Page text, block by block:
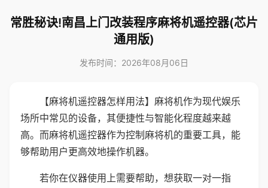
常胜秘诀!南昌上门改装程序麻将机遥控器(芯片
通用版)
发布时间：2026年08月06日
【麻将机遥控器怎样用法】麻将机作为现代娱乐
场所中常见的设备，其便捷性与智能化程度越来越
高。而麻将机遥控器作为控制麻将机的重要工具，能
够帮助用户更高效地操作机器。
若你在仪器使用上需要帮助，想获取一对一指